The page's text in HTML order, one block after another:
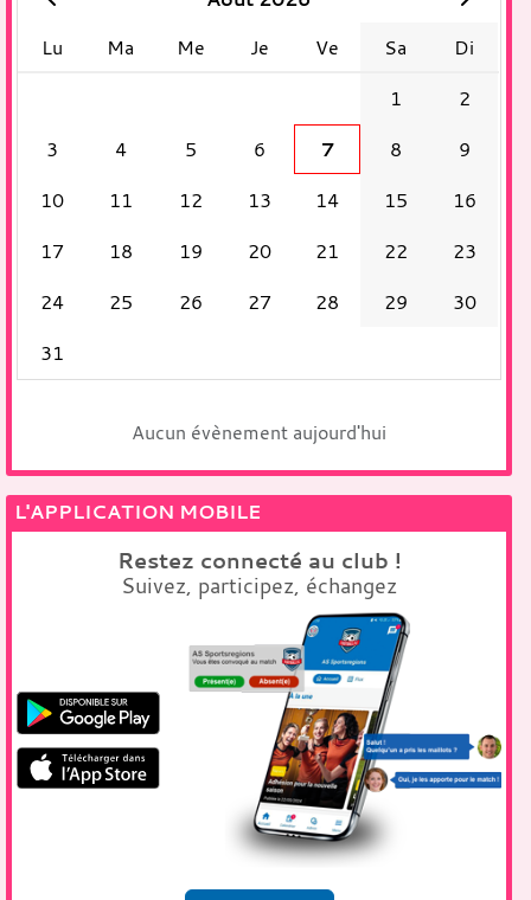
Lu
Ma Me Je Ve Sa
Di
1
2
3
4 5 6 7 8
9
10
11 12 13 14 15
16
17
18 19 20 21 22
23
24
25 26 27 28 29
30
31
Aucun évènement aujourd'hui
L'APPLICATION MOBILE
Restez connecté au club !
Suivez, participez, échangez